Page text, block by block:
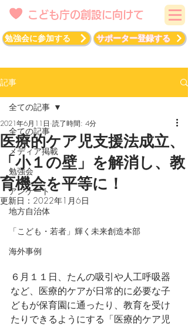
こども庁の創設に向けて
勉強会に参加する サポーター登録する
記事
全ての記事
メディア掲載
勉強会
アンケート
地方自治体
「こども・若者」輝く未来創造本部
海外事例
全ての記事
医療的ケア児支援法成立、
「小１の壁」を解消し、教
育機会を平等に！
2021年6月11日 読了時間: 4分
更新日： 2022年1月6日
６月１１日、たんの吸引や人工呼吸器
など、医療的ケアが日常的に必要な子
どもが保育園に通ったり、教育を受け
たりできるようにする「医療的ケア児